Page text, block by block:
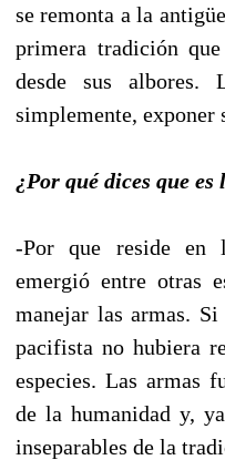
se remonta a la
primera tradición
desde sus albores.
simplemente, exponer
¿Por qué dices que
-Por que reside en
emergió entre otras
manejar las armas.
pacifista no hubiera
especies. Las armas
de la humanidad y,
inseparables de la